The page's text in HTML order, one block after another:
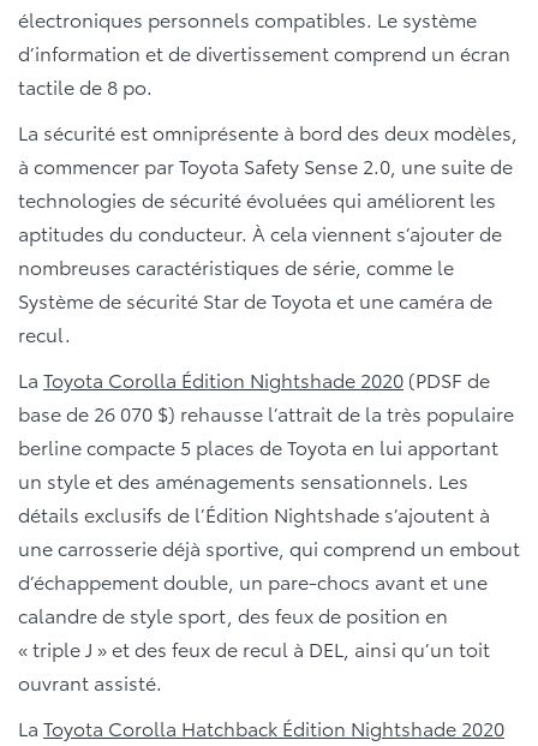
électroniques personnels compatibles. Le système
d’information et de divertissement comprend un écran
tactile de 8 po.
La sécurité est omniprésente à bord des deux modèles,
à commencer par Toyota Safety Sense 2.0, une suite de
technologies de sécurité évoluées qui améliorent les
aptitudes du conducteur. À cela viennent s’ajouter de
nombreuses caractéristiques de série, comme le
Système de sécurité Star de Toyota et une caméra de
recul.
La Toyota Corolla Édition Nightshade 2020 (PDSF de
base de 26 070 $) rehausse l’attrait de la très populaire
berline compacte 5 places de Toyota en lui apportant
un style et des aménagements sensationnels. Les
détails exclusifs de l’Édition Nightshade s’ajoutent à
une carrosserie déjà sportive, qui comprend un embout
d’échappement double, un pare-chocs avant et une
calandre de style sport, des feux de position en
« triple J » et des feux de recul à DEL, ainsi qu’un toit
ouvrant assisté.
La Toyota Corolla Hatchback Édition Nightshade 2020